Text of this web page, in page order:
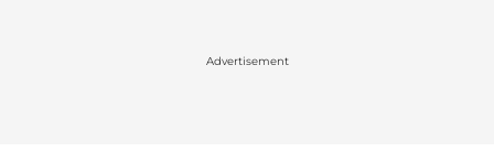
Advertisement